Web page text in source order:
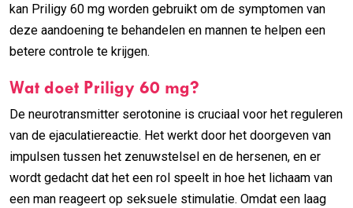
kan Priligy 60 mg worden gebruikt om de symptomen van
deze aandoening te behandelen en mannen te helpen een
betere controle te krijgen.
Wat doet Priligy 60 mg?
De neurotransmitter serotonine is cruciaal voor het reguleren
van de ejaculatiereactie. Het werkt door het doorgeven van
impulsen tussen het zenuwstelsel en de hersenen, en er
wordt gedacht dat het een rol speelt in hoe het lichaam van
een man reageert op seksuele stimulatie. Omdat een laag